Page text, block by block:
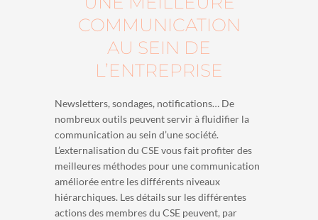
COMMUNICATION
AU SEIN DE
L’ENTREPRISE
Newsletters, sondages, notifications… De
nombreux outils peuvent servir à fluidifier la
communication au sein d’une société.
L’externalisation du CSE vous fait profiter des
meilleures méthodes pour une communication
améliorée entre les différents niveaux
hiérarchiques. Les détails sur les différentes
actions des membres du CSE peuvent, par